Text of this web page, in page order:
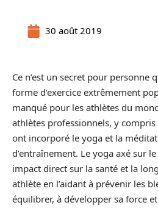
30 août 2019
Ce n’est un secret pour personne
forme d’exercice extrêmement
manqué pour les athlètes du
athlètes professionnels, y compris
ont incorporé le yoga et la
d’entraînement. Le yoga axé sur
impact direct sur la santé et la
athlète en l’aidant à prévenir les
équilibrer, à développer sa force